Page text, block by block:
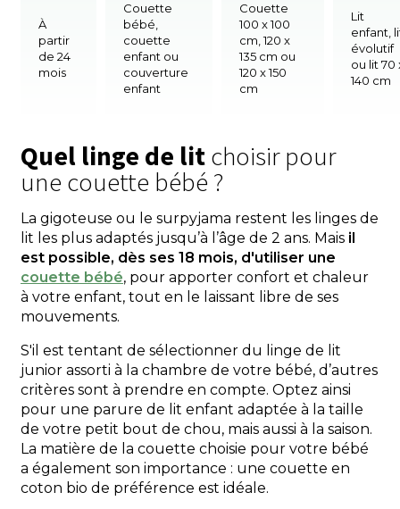
À
partir
de 24
mois
Couette
bébé,
couette
enfant ou
couverture
enfant
Couette
100 x 100
cm, 120 x
135 cm ou
120 x 150
cm
Lit
enfant,
évolutif
ou lit 70
140 cm
Quel linge de litchoisir pour
une couette bébé ?
La gigoteuse ou le surpyjama restent les linges de
lit les plus adaptés jusqu’à l’âge de 2 ans. Mais il
est possible, dès ses 18 mois, d'utiliser une
couette bébé, pour apporter confort et chaleur
à votre enfant, tout en le laissant libre de ses
mouvements.
S'il est tentant de sélectionner du linge de lit
junior assorti à la chambre de votre bébé, d’autres
critères sont à prendre en compte. Optez ainsi
pour une parure de lit enfant adaptée à la taille
de votre petit bout de chou, mais aussi à la saison.
La matière de la couette choisie pour votre bébé
a également son importance : une couette en
coton bio de préférence est idéale.